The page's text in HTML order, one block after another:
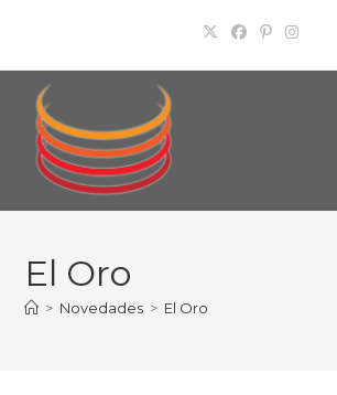
contenido
El Oro
> Novedades > El Oro